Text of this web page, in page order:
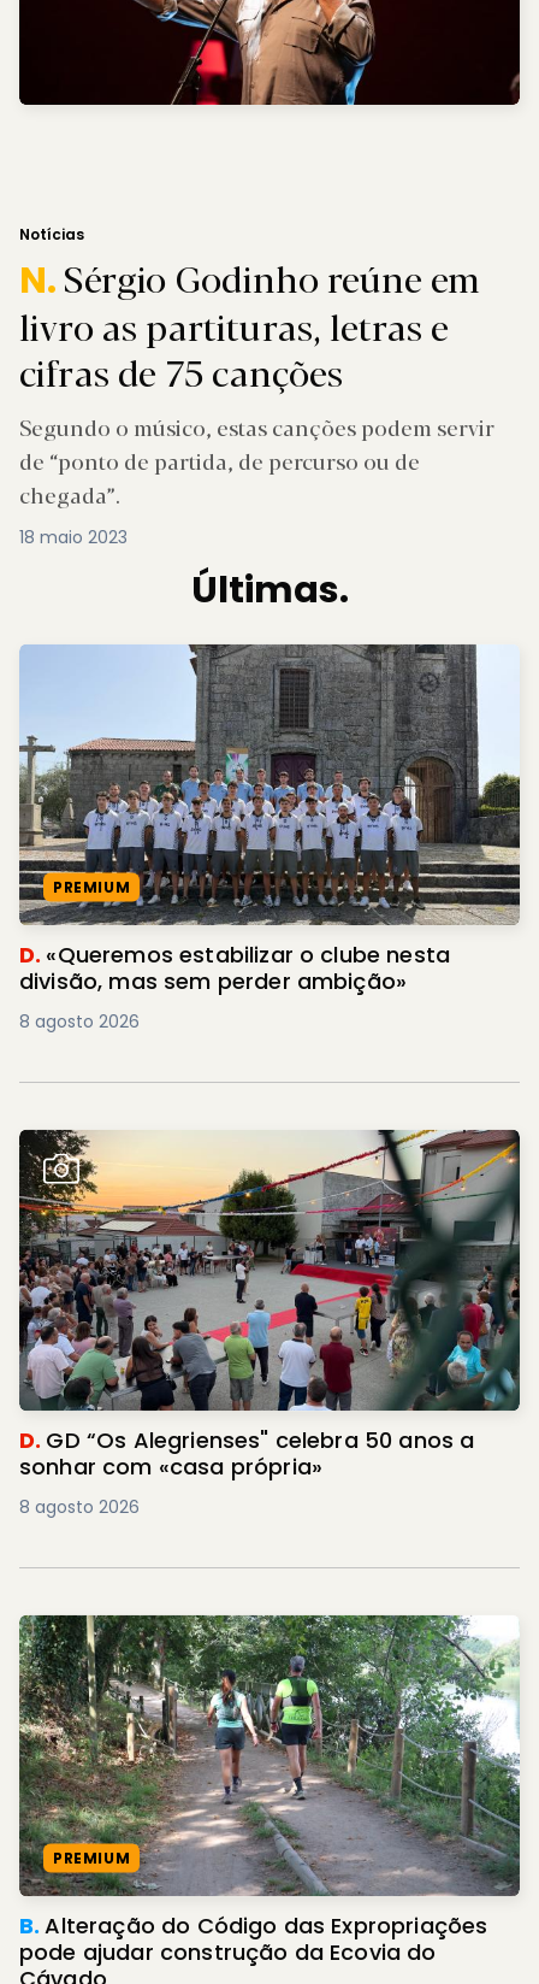
Notícias
N.Sérgio Godinho reúne em
livro as partituras, letras e
cifras de 75 canções
Segundo o músico, estas canções podem servir
de “ponto de partida, de percurso ou de
chegada”.
18 maio 2023
Últimas.
PREMIUM
D. «Queremos estabilizar o clube nesta
divisão, mas sem perder ambição»
8 agosto 2026
D. GD “Os Alegrienses" celebra 50 anos a
sonhar com «casa própria»
8 agosto 2026
PREMIUM
B.Alteração do Código das Expropriações
pode ajudar construção da Ecovia do